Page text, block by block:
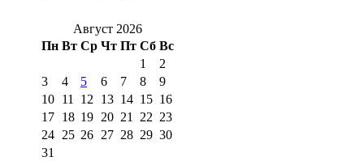
Август 2026
Пн Вт Ср Чт Пт Сб Вс
1
2
3
4 5 6 7 8
9
10 11 12 13 14 15 16
17 18 19 20 21 22 23
24 25 26 27 28 29 30
31